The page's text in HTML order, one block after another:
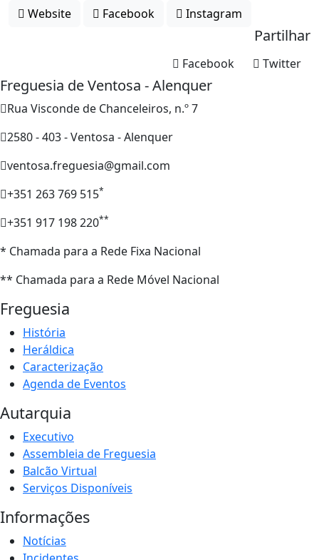
Website
Facebook Instagram
Partilhar
Twitter
Facebook
Freguesia de Ventosa - Alenquer
Rua Visconde de Chanceleiros, n.º 7
2580 - 403 - Ventosa - Alenquer
ventosa.freguesia@gmail.com
+351 263 769 515*
+351 917 198 220**
* Chamada para a Rede Fixa Nacional
** Chamada para a Rede Móvel Nacional
Freguesia
História
Heráldica
Caracterização
Agenda de Eventos
Autarquia
Executivo
Assembleia de Freguesia
Balcão Virtual
Serviços Disponíveis
Informações
Notícias